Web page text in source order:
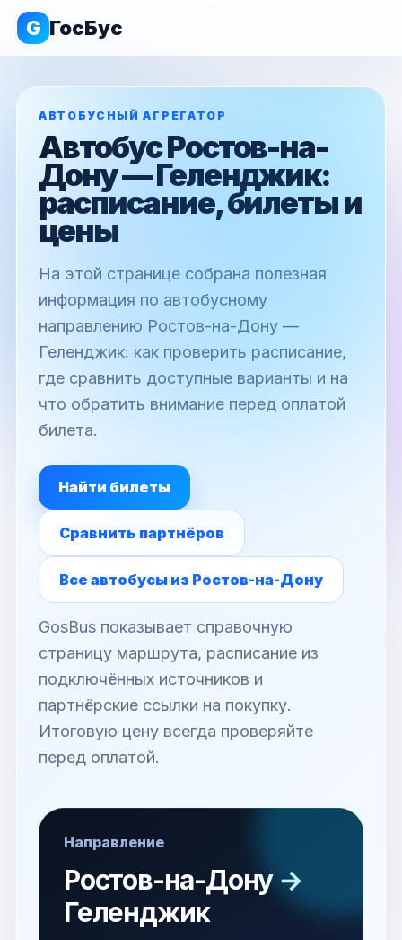
G ГосБус
АВТОБУСНЫЙ АГРЕГАТОР
Автобус Ростов-на-
Дону — Геленджик:
расписание, билеты и
цены
На этой странице собрана полезная
информация по автобусному
направлению Ростов-на-Дону —
Геленджик: как проверить расписание,
где сравнить доступные варианты и на
что обратить внимание перед оплатой
билета.
Найти билеты
Сравнить партнёров
Все автобусы из Ростов-на-Дону
GosBus показывает справочную
страницу маршрута, расписание из
подключённых источников и
партнёрские ссылки на покупку.
Итоговую цену всегда проверяйте
перед оплатой.
Направление
Ростов-на-Дону →
Геленджик